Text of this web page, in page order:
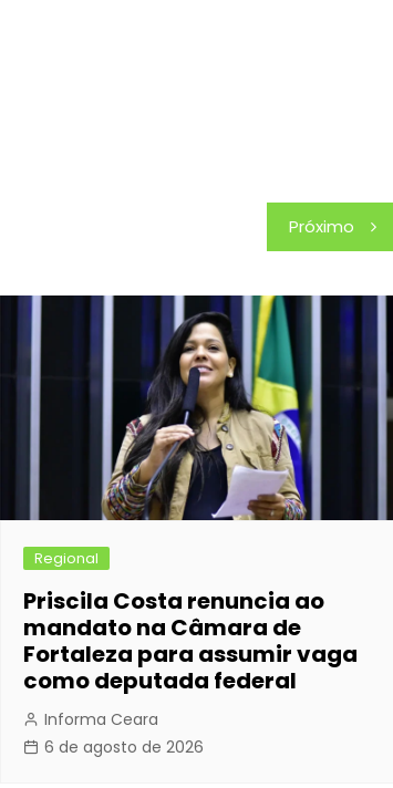
Próximo
Regional
Priscila Costa renuncia ao
mandato na Câmara de
Fortaleza para assumir vaga
como deputada federal
Informa Ceara
6 de agosto de 2026